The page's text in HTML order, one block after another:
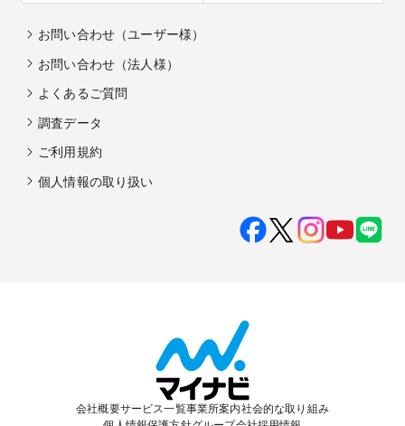
お問い合わせ（ユーザー様）
お問い合わせ（法人様）
よくあるご質問
調査データ
ご利用規約
個人情報の取り扱い
会社概要サービス一覧事業所案内社会的な取り組み